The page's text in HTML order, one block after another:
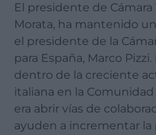
El presidente de
Morata, ha mantenido
el presidente de la
para España, Marco
dentro de la creciente
italiana en la
era abrir vías de
ayuden a incrementar la